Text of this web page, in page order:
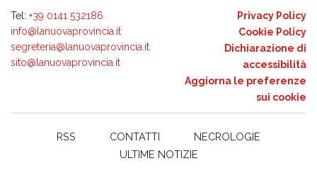
Tel: +39 0141 532186
info@lanuovaprovincia.it
segreteria@lanuovaprovincia.it
sito@lanuovaprovincia.it
Privacy Policy
Cookie Policy
Dichiarazione di
accessibilità
Aggiorna le preferenze
sui cookie
RSS CONTATTI
NECROLOGIE
ULTIME NOTIZIE